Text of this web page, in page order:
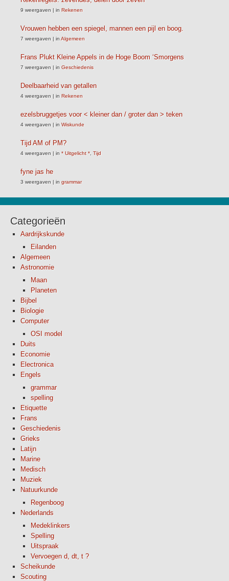
9 weergaven | in Rekenen
Vrouwen hebben een spiegel, mannen een pijl en boog.
7 weergaven | in Algemeen
Frans Plukt Kleine Appels in de Hoge Boom ‘Smorgens
7 weergaven | in Geschiedenis
Deelbaarheid van getallen
4 weergaven | in Rekenen
ezelsbruggetjes voor < kleiner dan / groter dan > teken
4 weergaven | in Wiskunde
Tijd AM of PM?
4 weergaven | in * Uitgelicht * Tijd
fyne jas he
3 weergaven | in grammar
Categorieën
Aardrijkskunde
Eilanden
Algemeen
Astronomie
Maan
Planeten
Bijbel
Biologie
Computer
OSI model
Duits
Economie
Electronica
Engels
grammar
spelling
Etiquette
Frans
Geschiedenis
Grieks
Latijn
Marine
Medisch
Muziek
Natuurkunde
Regenboog
Nederlands
Medeklinkers
Spelling
Uitspraak
Vervoegen d, dt, t ?
Scheikunde
Scouting